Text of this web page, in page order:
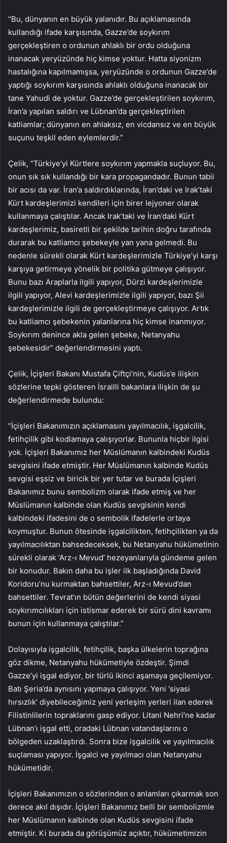
“Bu, dünyanın en büyük yalanıdır. Bu açıklamasında
kullandığı ifade karşısında, Gazze’de soykırım
gerçekleştiren o ordunun ahlaklı bir ordu olduğuna
inanacak yeryüzünde hiç kimse yoktur. Hatta siyonizm
hastalığına kapılmamışsa, yeryüzünde o ordunun Gazze’de
yaptığı soykırım karşısında ahlaklı olduğuna inanacak bir
tane Yahudi de yoktur. Gazze’de gerçekleştirilen soykırım,
İran’a yapılan saldırı ve Lübnan’da gerçekleştirilen
katliamlar; dünyanın en ahlaksız, en vicdansız ve en büyük
suçunu teşkil eden eylemlerdir.”
Çelik, “Türkiye’yi Kürtlere soykırım yapmakla suçluyor. Bu,
onun sık sık kullandığı bir kara propagandadır. Bunun tabii
bir acısı da var. İran’a saldırdıklarında, İran’daki ve Irak’taki
Kürt kardeşlerimizi kendileri için birer lejyoner olarak
kullanmaya çalıştılar. Ancak Irak’taki ve İran’daki Kürt
kardeşlerimiz, basiretli bir şekilde tarihin doğru tarafında
durarak bu katliamcı şebekeyle yan yana gelmedi. Bu
nedenle sürekli olarak Kürt kardeşlerimizle Türkiye’yi karşı
karşıya getirmeye yönelik bir politika gütmeye çalışıyor.
Bunu bazı Araplarla ilgili yapıyor, Dürzi kardeşlerimizle
ilgili yapıyor, Alevi kardeşlerimizle ilgili yapıyor, bazı Şii
kardeşlerimizle ilgili de gerçekleştirmeye çalışıyor. Artık
bu katliamcı şebekenin yalanlarına hiç kimse inanmıyor.
Soykırım denince akla gelen şebeke, Netanyahu
şebekesidir” değerlendirmesini yaptı.
Çelik, İçişleri Bakanı Mustafa Çiftçi’nin, Kudüs’e ilişkin
sözlerine tepki gösteren İsrailli bakanlara ilişkin de şu
değerlendirmede bulundu:
“İçişleri Bakanımızın açıklamasını yayılmacılık, işgalcilik,
fetihçilik gibi kodlamaya çalışıyorlar. Bununla hiçbir ilgisi
yok. İçişleri Bakanımız her Müslümanın kalbindeki Kudüs
sevgisini ifade etmiştir. Her Müslümanın kalbinde Kudüs
sevgisi eşsiz ve biricik bir yer tutar ve burada İçişleri
Bakanımız bunu sembolizm olarak ifade etmiş ve her
Müslümanın kalbinde olan Kudüs sevgisinin kendi
kalbindeki ifadesini de o sembolik ifadelerle ortaya
koymuştur. Bunun ötesinde işgalcilikten, fetihçilikten ya da
yayılmacılıktan bahsedeceksek, bu Netanyahu hükümetinin
sürekli olarak ‘Arz-ı Mevud’ hezeyanlarıyla gündeme gelen
bir konudur. Bakın daha bu işler ilk başladığında David
Koridoru’nu kurmaktan bahsettiler, Arz-ı Mevud’dan
bahsettiler. Tevrat’ın bütün değerlerini de kendi siyasi
soykırımcılıkları için istismar ederek bir sürü dini kavramı
bunun için kullanmaya çalıştılar.”
Dolayısıyla işgalcilik, fetihçilik, başka ülkelerin toprağına
göz dikme, Netanyahu hükümetiyle özdeştir. Şimdi
Gazze’yi işgal ediyor, bir türlü ikinci aşamaya geçilemiyor.
Batı Şeria’da aynısını yapmaya çalışıyor. Yeni ‘siyasi
hırsızlık’ diyebileceğimiz yeni yerleşim yerleri ilan ederek
Filistinlilerin topraklarını gasp ediyor. Litani Nehri’ne kadar
Lübnan’ı işgal etti, oradaki Lübnan vatandaşlarını o
bölgeden uzaklaştırdı. Sonra bize işgalcilik ve yayılmacılık
suçlaması yapıyor. İşgalci ve yayılmacı olan Netanyahu
hükümetidir.
İçişleri Bakanımızın o sözlerinden o anlamları çıkarmak son
derece akıl dışıdır. İçişleri Bakanımız belli bir sembolizmle
her Müslümanın kalbinde olan Kudüs sevgisini ifade
etmiştir. Ki burada da görüşümüz açıktır, hükümetimizin